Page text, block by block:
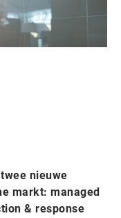
nieuwe
markt: managed
& response